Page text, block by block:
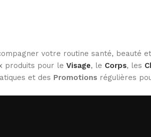
votre routine santé, beauté
produits pour le Visage, le Corps, les
et des Promotions régulières